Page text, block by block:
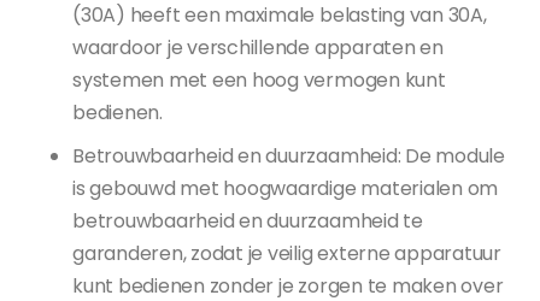
(30A) heeft een maximale belasting van 30A,
waardoor je verschillende apparaten en
systemen met een hoog vermogen kunt
bedienen.
Betrouwbaarheid en duurzaamheid: De module
is gebouwd met hoogwaardige materialen om
betrouwbaarheid en duurzaamheid te
garanderen, zodat je veilig externe apparatuur
kunt bedienen zonder je zorgen te maken over